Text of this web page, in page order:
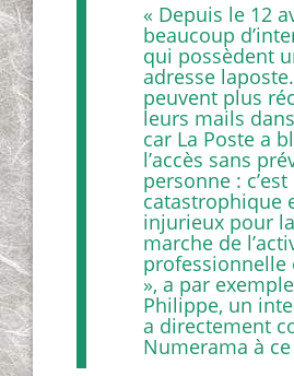
« Depuis le 12
beaucoup
qui possèdent
adresse
peuvent plus
leurs mails
car La Poste a
l’accès sans
personne : c’est
catastrophique
injurieux pour
marche de
professionnelle
», a par
Philippe, un
a directement
Numerama à